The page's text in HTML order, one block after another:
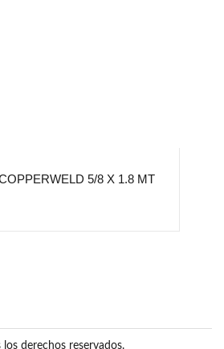
5/8 X 1.8 MT
derechos reservados.